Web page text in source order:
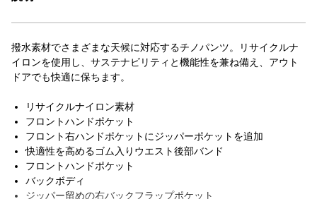
撥水素材でさまざまな天候に対応するチノパンツ。リサイクルナ
イロンを使用し、サステナビリティと機能性を兼ね備え、アウト
ドアでも快適に保ちます。
リサイクルナイロン素材
フロントハンドポケット
フロント右ハンドポケットにジッパーポケットを追加
快適性を高めるゴム入りウエスト後部バンド
フロントハンドポケット
バックボディ
ジッパー留めの右バックフラップポケット